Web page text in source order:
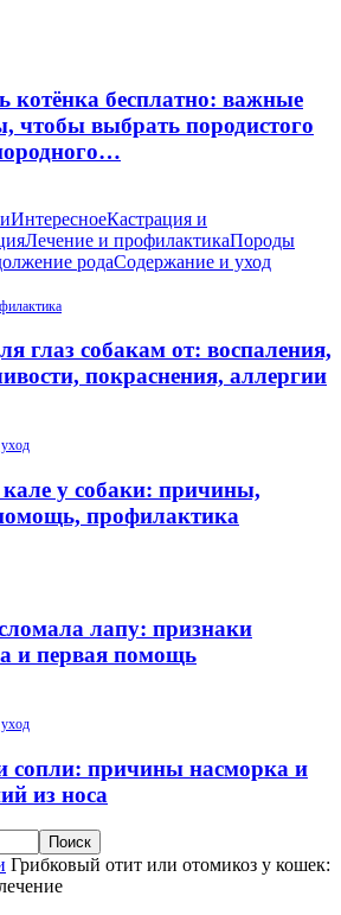
котёнка бесплатно: важные
чтобы выбрать породистого
ИнтересноеКастрация и
Лечение и профилактикаПороды
родаСодержание и уход
глаз собакам от: воспаления,
покраснения, аллергии
у собаки: причины,
профилактика
лапу: признаки
и первая помощь
сопли: причины насморка и
из носа
Грибковый отит или отомикоз у кошек: